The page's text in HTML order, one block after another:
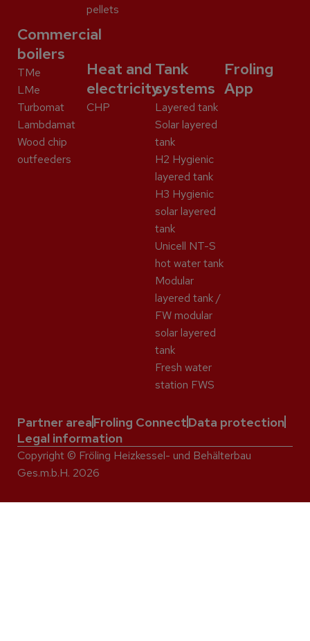
pellets
Commercial
boilers
TMe
LMe
Turbomat
Lambdamat
Wood chip
outfeeders
Heat and
electricity
CHP
Tank
systems
Layered tank
Solar layered
tank
H2 Hygienic
layered tank
H3 Hygienic
solar layered
tank
Unicell NT-S
hot water tank
Modular
layered tank /
FW modular
solar layered
tank
Fresh water
station FWS
Froling
App
Partner areaFroling ConnectData protection
Legal information
Copyright © Fröling Heizkessel- und Behälterbau
Ges.m.b.H. 2026